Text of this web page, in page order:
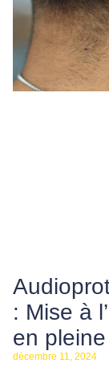
: Mise à
en
décembre 11, 2024